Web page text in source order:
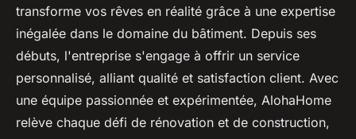
transforme vos rêves en réalité grâce à une expertise
inégalée dans le domaine du bâtiment. Depuis ses
débuts, l'entreprise s'engage à offrir un service
personnalisé, alliant qualité et satisfaction client. Avec
une équipe passionnée et expérimentée, AlohaHome
relève chaque défi de rénovation et de construction,